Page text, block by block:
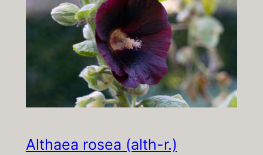
Althaea rosea (alth-r.)